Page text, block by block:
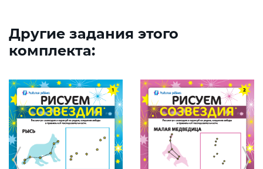
Другие задания этого
комплекта: